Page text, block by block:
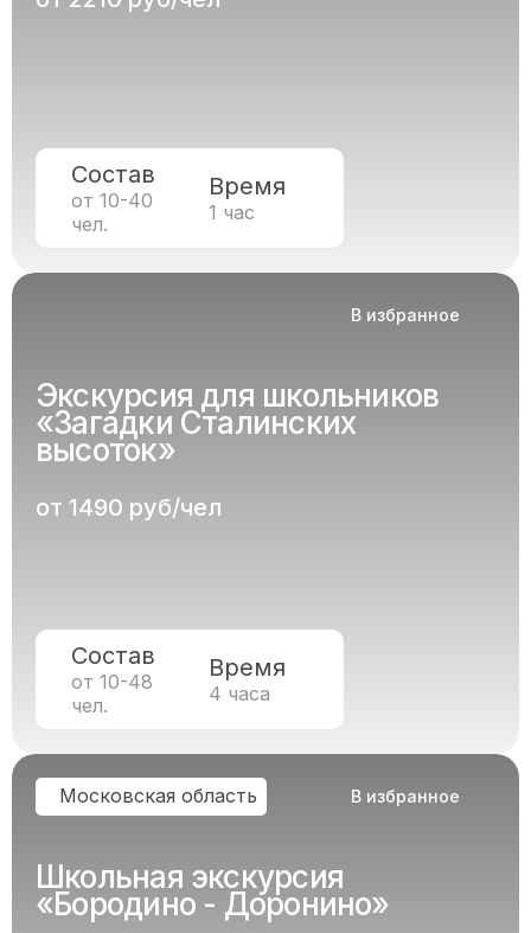
Состав
от 10-40
чел.
Время
1 час
В избранное
Экскурсия для школьников
«Загадки Сталинских
высоток»
от 1490 руб/чел
Состав
от 10-48
чел.
Время
4 часа
Московская область В избранное
Школьная экскурсия
«Бородино - Доронино»